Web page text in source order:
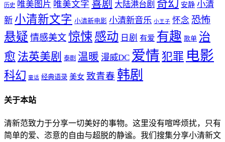
历史 唯美图片 唯美文字 喜剧 大陆港台剧 奇幻 安静 小清
新 小清新文字 小清新电影 小清新音乐 小王子 怀念 恐怖
悬疑 情感美文 惊悚 感动 日剧 有爱 有趣 歌单 治
愈 法英美剧 泰剧 温暖 漫威DC 爱情 犯罪 电影
科幻 童话 经典语录 美女 致青春 韩剧
关于本站
清新范致力于分享一切美好的事物。这里没有喧哗烦扰，只有
简单的爱、恣意的自由与超脱的静谧。我们搜集分享小清新文